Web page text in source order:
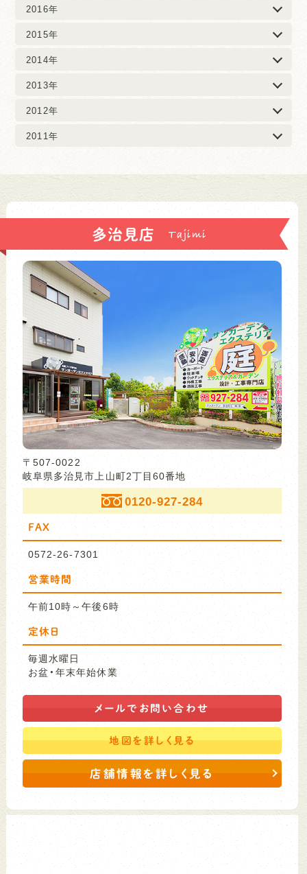
2016年
2015年
2014年
2013年
2012年
2011年
多治見店
〒507-0022
岐阜県多治見市上山町2丁目60番地
0120-927-284
FAX
0572-26-7301
営業時間
午前10時～午後6時
定休日
毎週水曜日
お盆・年末年始休業
メールで お問い合わせ
地図を詳しく見る
店舗情報を詳しく見る